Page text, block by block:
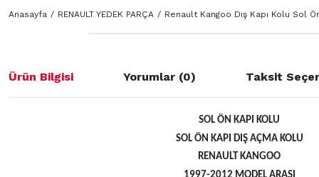
Anasayfa RENAULT YEDEK PARÇA Renault Kangoo Dış Kapı Kolu Sol
Ürün Bilgisi Yorumlar (0) Taksit
SOL ÖN KAPI KOLU
SOL ÖN KAPI DIŞ AÇMA KOLU
RENAULT KANGOO